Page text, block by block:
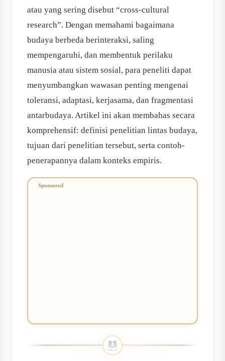
atau yang sering disebut “cross-cultural
research”. Dengan memahami bagaimana
budaya berbeda berinteraksi, saling
mempengaruhi, dan membentuk perilaku
manusia atau sistem sosial, para peneliti dapat
menyumbangkan wawasan penting mengenai
toleransi, adaptasi, kerjasama, dan fragmentasi
antarbudaya. Artikel ini akan membahas secara
komprehensif: definisi penelitian lintas budaya,
tujuan dari penelitian tersebut, serta contoh‐
penerapannya dalam konteks empiris.